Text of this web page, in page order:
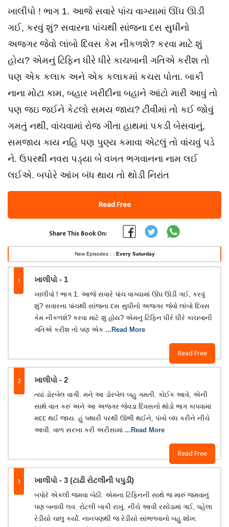
ખાલીપો ! ભાગ 1. આજે સવારે પાંચ વાગ્યામાં ઊંઘ ઊડી
ગઈ, કરવું શું? સવારના પાંચથી સાંજના દસ સુધીનો
અજગર જેવો લાંબો દિવસ કેમ નીકળશે? કરવા માટે શું
હોય? એમનું ટિફિન ધીરે ધીરે કાચબાની ગતિએ કરીશ તો
પણ એક કલાક અને એક કલાકમાં કચરા પોતા. બાકી
નાના મોટા કામ, બહાર ખરીદીના બહાને આંટો મારી આવું તો
પણ જઇ જઈને કેટલો સમય જાય? ટીવીમાં તો કઈ જોવું
ગમતું નથી, વાંચવામાં રોજ ગીતા હાથમાં પકડી બેસવાનું,
સમજાય કાય નહિ પણ પુણ્ય કમાવા એટલું તો વાંચવું પડે
ને. ઉપરથી નવરા પડ્યા બે વખત ભગવાનના નામ લઈ
લઈએ. બપોરે આંખ બંધ થાય તો થોડી નિરાંત
Read Free
Share This Book On:
New Episodes : : Every Saturday
1 ખાલીપો - 1
Read Free
ખાલીપો ! ભાગ 1. આજે સવારે પાંચ વાગ્યામાં ઊંઘ ઊડી ગઈ, કરવું
શું? સવારના પાંચથી સાંજના દસ સુધીનો અજગર જેવો લાંબો દિવસ
કેમ નીકળશે? કરવા માટે શું હોય? એમનું ટિફિન ધીરે ધીરે કાચબાની
ગતિએ કરીશ તો પણ એક ...Read More
2 ખાલીપો - 2
Read Free
ત્યાં ડોરબેલ વાગી. મને આ ડોરબેલ બહુ ગમતી. કોઈક આવે, એની
સાથે વાત કરું અને આ અજગર જેવડા દિવસનો થોડો ભાગ કાપવામાં
મદદ થઈ જાય. હું પથારી પરથી ઊભી થઈને, પંખો બંધ કરીને નીચે
આવી. વાળ સરખા કરી અરીસામાં ...Read More
3 ખાલીપો - 3 (ટાઢી રોટલીની પપુડી)
બપોરે એકલી જમવા બેઠી. એમના ટિફિનની સાથે જ મારું જમવાનું
પણ બનાવી લવ. રોટલી બાકી રાખું. નીચે આવી રસોડામાં ગઈ, પહેલા
રેડીયો ચાલુ કર્યો. નાનપણથી જ રેડીયો સાંભળવાનો બહુ શોખ.